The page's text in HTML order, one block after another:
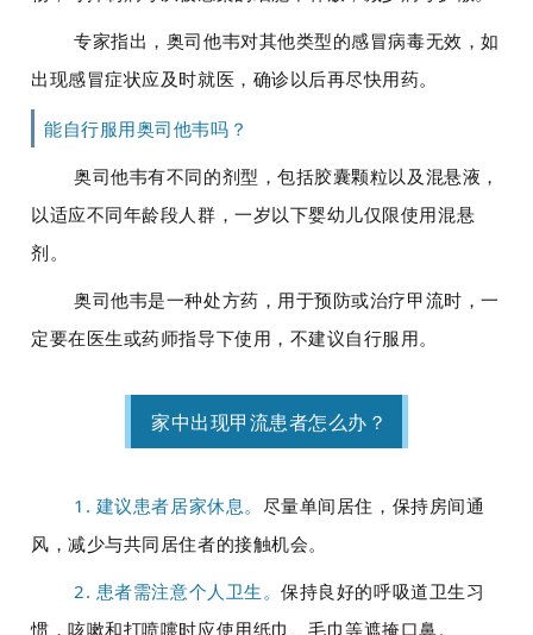
专家指出， 奥司他韦对其他类型的感冒病毒无效 ，如
出现感冒症状应及时就医，确诊以后再尽快用药。
能自行服用奥司他韦吗？
奥司他韦有不同的剂型，包括胶囊颗粒以及混悬液 ，
以适应不同年龄段人群，一岁以下婴幼儿仅限使用混悬
剂。
奥司他韦是一种处方药，用于预防或治疗甲流时，一
定要在医生或药师指导下使用 ，不建议自行服用。
家中出现甲流患者怎么办？
1. 建议患者居家休息。 尽量单间居住，保持房间通
风，减少与共同居住者的接触机会。
2. 患者需注意个人卫生。保持良好的呼吸道卫生习
惯，咳嗽和打喷嚏时应使用纸巾、毛巾等遮掩口鼻。